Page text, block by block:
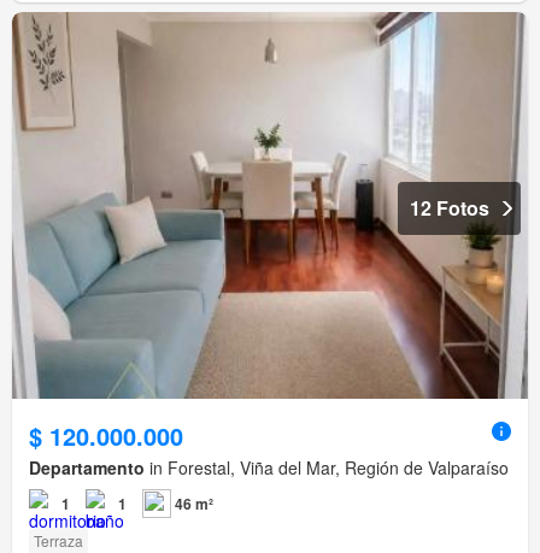
12 Fotos
$ 120.000.000
Departamento in Forestal, Viña del Mar, Región de Valparaíso
1 1 46 m²
Terraza